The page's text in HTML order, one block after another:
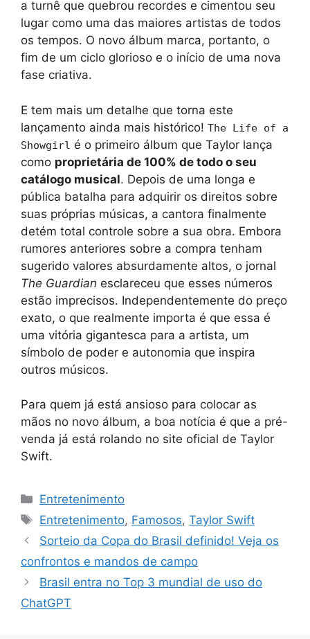
a turnê que quebrou recordes e cimentou seu
lugar como uma das maiores artistas de todos
os tempos. O novo álbum marca, portanto, o
fim de um ciclo glorioso e o início de uma nova
fase criativa.
E tem mais um detalhe que torna este
lançamento ainda mais histórico! The Life of a
Showgirl é o primeiro álbum que Taylor lança
como proprietária de 100% de todo o seu
catálogo musical. Depois de uma longa e
pública batalha para adquirir os direitos sobre
suas próprias músicas, a cantora finalmente
detém total controle sobre a sua obra. Embora
rumores anteriores sobre a compra tenham
sugerido valores absurdamente altos, o jornal
The Guardian esclareceu que esses números
estão imprecisos. Independentemente do preço
exato, o que realmente importa é que essa é
uma vitória gigantesca para a artista, um
símbolo de poder e autonomia que inspira
outros músicos.
Para quem já está ansioso para colocar as
mãos no novo álbum, a boa notícia é que a pré-
venda já está rolando no site oficial de Taylor
Swift.
Categorias
Entretenimento
Tags
Entretenimento, Famosos,Taylor Swift
Sorteio da Copa do Brasil definido! Veja os
confrontos e mandos de campo
Brasil entra no Top 3 mundial de uso do
ChatGPT